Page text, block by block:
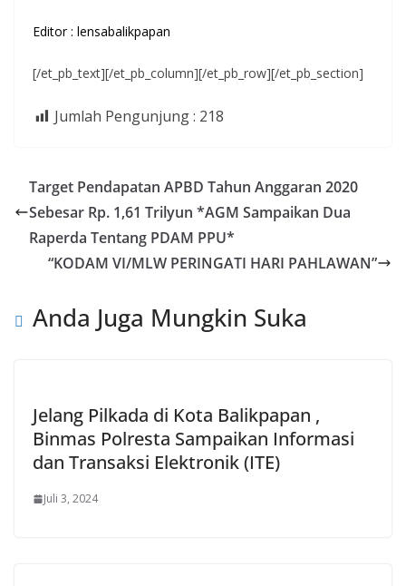
Editor : lensabalikpapan
[/et_pb_text][/et_pb_column][/et_pb_row][/et_pb_section]
Jumlah Pengunjung : 218
Target Pendapatan APBD Tahun Anggaran 2020
Sebesar Rp. 1,61 Trilyun *AGM Sampaikan Dua
Raperda Tentang PDAM PPU*
“KODAM VI/MLW PERINGATI HARI PAHLAWAN”
Anda Juga Mungkin Suka
Jelang Pilkada di Kota Balikpapan ,
Binmas Polresta Sampaikan Informasi
dan Transaksi Elektronik (ITE)
Juli 3, 2024